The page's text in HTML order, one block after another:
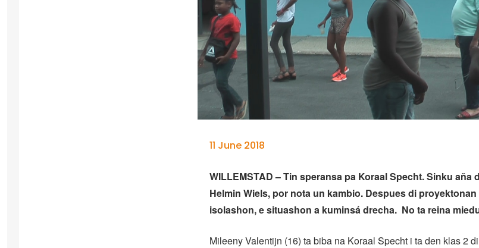
11 June 2018
WILLEMSTAD – Tin speransa pa Koraal Specht. Sinku aňa
Helmin Wiels, por nota un kambio. Despues di
isolashon, e situashon a kuminsá drecha. No ta reina
Mileeny Valentijn (16) ta biba na Koraal Specht i ta den klas 2